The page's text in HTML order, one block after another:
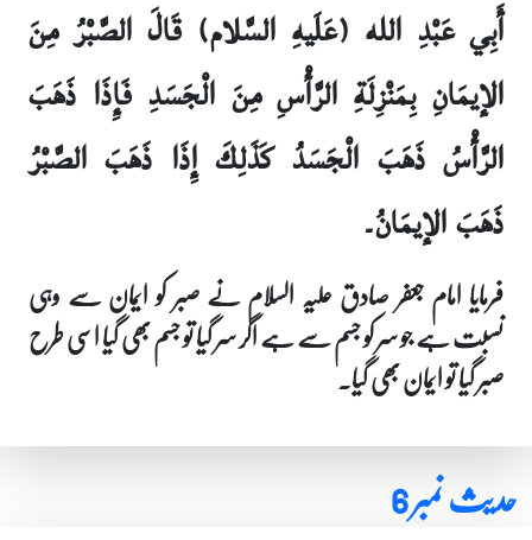
أَبِي عَبْدِ الله (عَلَيهِ السَّلام) قَالَ الصَّبْرُ مِنَ
الإيمَانِ بِمَنْزِلَةِ الرَّأْسِ مِنَ الْجَسَدِ فَإِذَا ذَهَبَ
الرَّأْسُ ذَهَبَ الْجَسَدُ كَذَلِكَ إِذَا ذَهَبَ الصَّبْرُ
ذَهَبَ الإيمَانُ۔
فرمایا امام جعفر صادق علیہ السلام نے صبر کو ایمان سے وہی
نسبت ہے جو سر کو جسم سے ہے اگر سر گیا تو جسم بھی گیا اسی طرح
صبر گیا تو ایمان بھی گیا۔
حدیث نمبر 6